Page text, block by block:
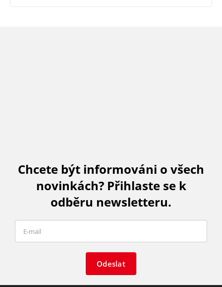
Chcete být informováni o všech
novinkách? Přihlaste se k
odběru newsletteru.
Odeslat